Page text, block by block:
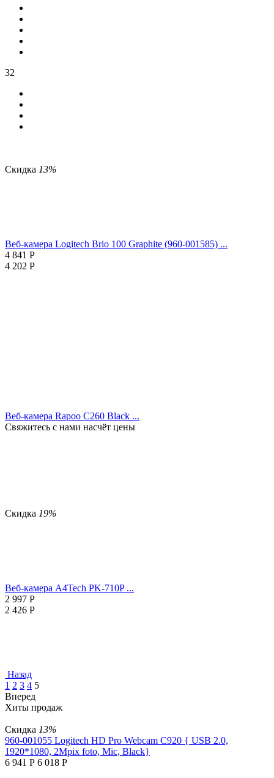
32
Скидка 13%
Веб-камера Logitech Brio 100 Graphite (960-001585) ...
4 841 Р
4 202 Р
Веб-камера Rapoo C260 Black ...
Свяжитесь с нами насчёт цены
Скидка 19%
Веб-камера A4Tech PK-710P ...
2 997 Р
2 426 Р
Назад
1 2 3 4 5
Вперед
Хиты продаж
Скидка 13%
960-001055 Logitech HD Pro Webcam C920 { USB 2.0,
1920*1080, 2Mpix foto, Mic, Black}
6 941 Р 6 018 Р